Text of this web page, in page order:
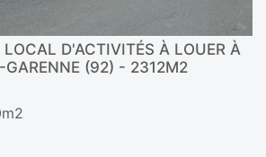
D'ACTIVITÉS À LOUER À
(92) - 2312M2